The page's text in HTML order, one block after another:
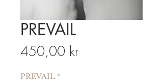
PREVAIL
450,00 krPris
PREVAIL *